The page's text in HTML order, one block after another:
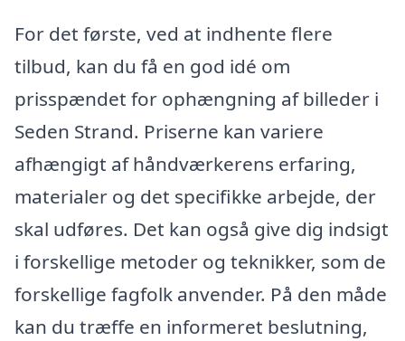
For det første, ved at indhente flere
tilbud, kan du få en god idé om
prisspændet for ophængning af billeder i
Seden Strand. Priserne kan variere
afhængigt af håndværkerens erfaring,
materialer og det specifikke arbejde, der
skal udføres. Det kan også give dig indsigt
i forskellige metoder og teknikker, som de
forskellige fagfolk anvender. På den måde
kan du træffe en informeret beslutning,